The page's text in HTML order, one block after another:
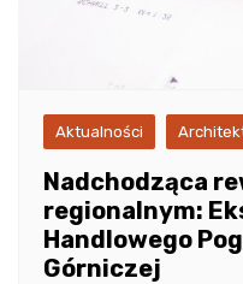
Aktualności
Nadchodząca
regionalnym:
Handlowego
Górniczej